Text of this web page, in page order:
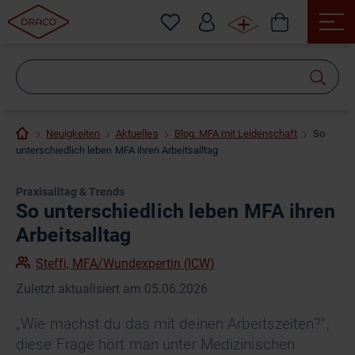
Neuigkeiten Aktuelles Blog: MFA mit Leidenschaft
So
unterschiedlich leben MFA ihren Arbeitsalltag
Praxisalltag & Trends
So unterschiedlich leben MFA ihren
Arbeitsalltag
Steffi, MFA/Wundexpertin (ICW)
Zuletzt aktualisiert am 05.06.2026
„Wie machst du das mit deinen Arbeitszeiten?“,
diese Frage hört man unter Medizinischen
suchen